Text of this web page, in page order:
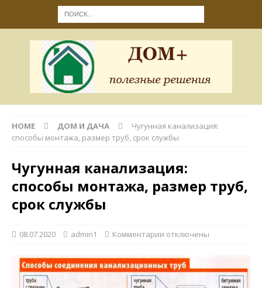
HOME ДОМ И ДАЧА
Чугунная канализация:
способы монтажа, размер труб, срок службы
Чугунная канализация:
способы монтажа, размер труб,
срок службы
08.07.2020 admin1 Комментарии отключены